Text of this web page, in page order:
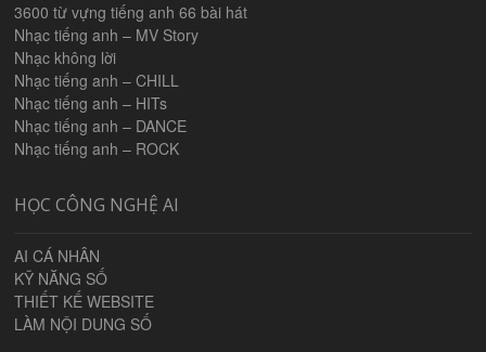
3600 từ vựng tiếng anh 66 bài hát
Nhạc tiếng anh – MV Story
Nhạc không lời
Nhạc tiếng anh – CHILL
Nhạc tiếng anh – HITs
Nhạc tiếng anh – DANCE
Nhạc tiếng anh – ROCK
HỌC CÔNG NGHỆ AI
AI CÁ NHÂN
KỸ NĂNG SỐ
THIẾT KẾ WEBSITE
LÀM NỘI DUNG SỐ